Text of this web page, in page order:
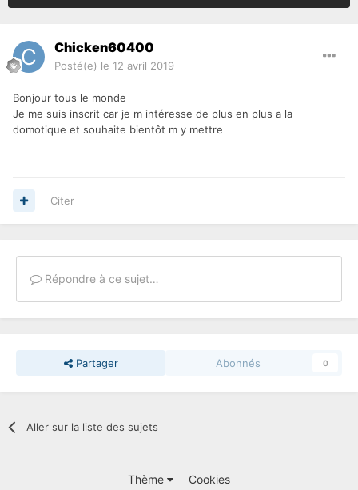
Chicken60400
Posté(e) le 12 avril 2019
Bonjour tous le monde
Je me suis inscrit car je m intéresse de plus en plus a la
domotique et souhaite bientôt m y mettre
Citer
Répondre à ce sujet…
Partager Abonnés 0
Aller sur la liste des sujets
Thème Cookies